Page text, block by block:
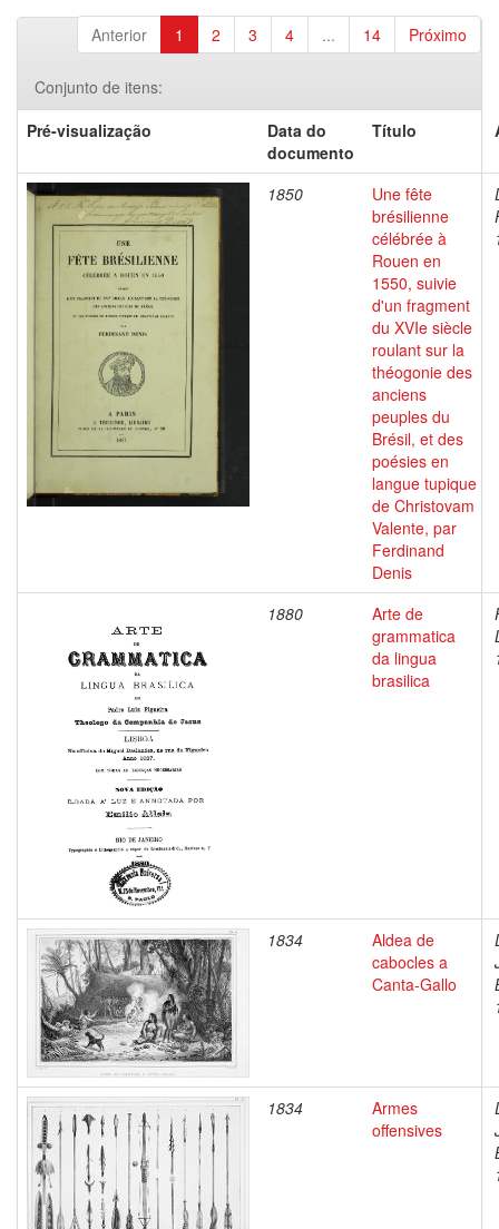
Anterior 1 2 3 4 ... 14 Próximo
Conjunto de itens:
Pré-visualização
Data do
documento
Título
1850
Une fête
brésilienne
célébrée à
Rouen en
1550, suivie
d'un fragment
du XVIe siècle
roulant sur la
théogonie des
anciens
peuples du
Brésil, et des
poésies en
langue tupique
de Christovam
Valente, par
Ferdinand
Denis
1880
Arte de
grammatica
da lingua
brasilica
1834
Aldea de
cabocles a
Canta-Gallo
1834
Armes
offensives